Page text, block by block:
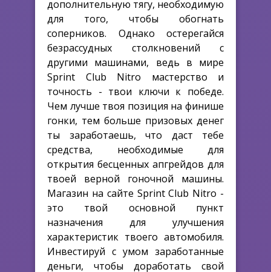
дополнительную тягу, необходимую
для того, чтобы обогнать
соперников. Однако остерегайся
безрассудных столкновений с
другими машинами, ведь в мире
Sprint Club Nitro мастерство и
точность - твои ключи к победе.
Чем лучше твоя позиция на финише
гонки, тем больше призовых денег
ты заработаешь, что даст тебе
средства, необходимые для
открытия бесценных апгрейдов для
твоей верной гоночной машины.
Магазин на сайте Sprint Club Nitro -
это твой основной пункт
назначения для улучшения
характеристик твоего автомобиля.
Инвестируй с умом заработанные
деньги, чтобы доработать свой